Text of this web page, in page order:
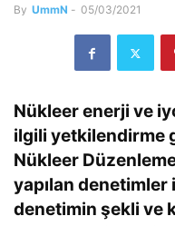
By UmmN - 05/03/2021
Nükleer enerji ve
ilgili yetkilendirme
Nükleer
yapılan denetimler
denetimin şekli ve